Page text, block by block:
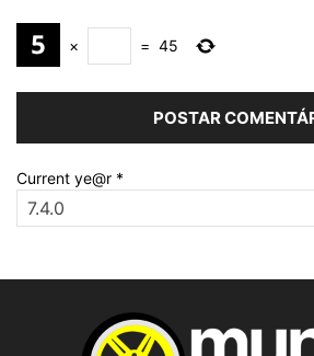
× = 45
Current ye@r *